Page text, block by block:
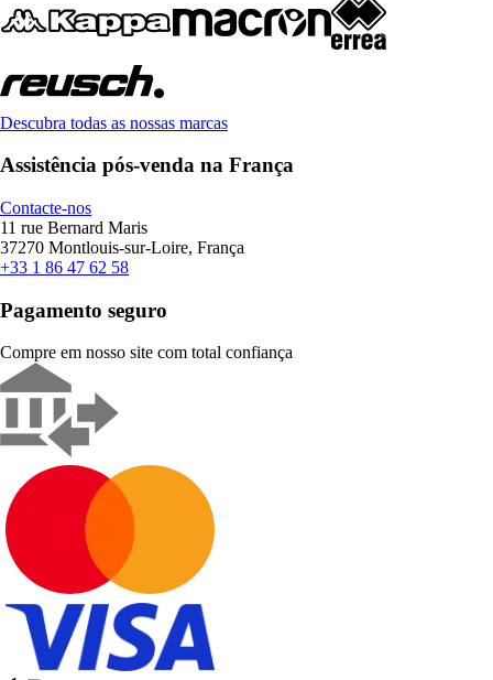
Descubra todas as nossas marcas
Assistência pós-venda na França
Contacte-nos
11 rue Bernard Maris
37270 Montlouis-sur-Loire, França
+33 1 86 47 62 58
Pagamento seguro
Compre em nosso site com total confiança